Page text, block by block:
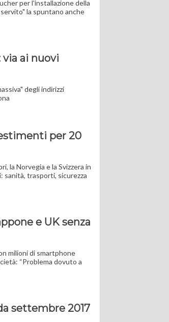
per l'installazione della
la spuntano anche
ai nuovi
degli indirizzi
per 20
la Norvegia e la Svizzera in
sanità, trasporti, sicurezza
e UK senza
milioni di smartphone
“Problema dovuto a
settembre 2017